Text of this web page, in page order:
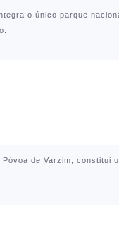
o único parque
Póvoa de Varzim , constitui